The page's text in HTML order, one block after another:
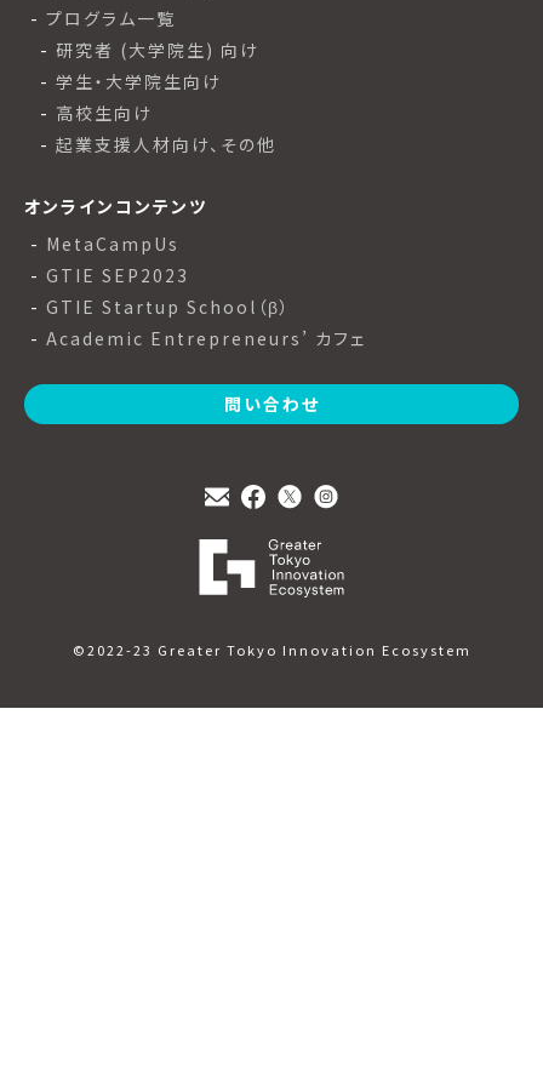
プログラム一覧
研究者 (大学院生) 向け
学生・大学院生向け
高校生向け
起業支援人材向け、その他
オンラインコンテンツ
MetaCampUs
GTIE SEP2023
GTIE Startup School（β）
Academic Entrepreneurs’ カフェ
問い合わせ
©2022-23 Greater Tokyo Innovation Ecosystem